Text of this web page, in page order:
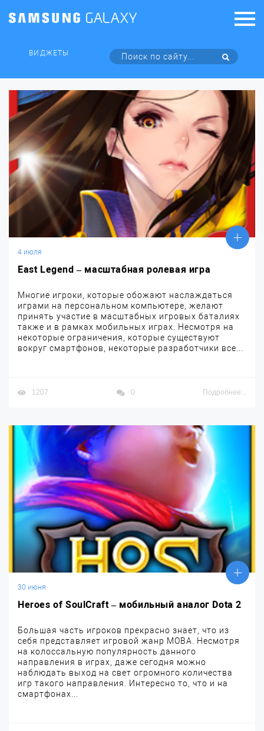
ВИДЖЕТЫ
4 июля
East Legend – масштабная ролевая игра
Многие игроки, которые обожают наслаждаться
играми на персональном компьютере, желают
принять участие в масштабных игровых баталиях
также и в рамках мобильных играх. Несмотря на
некоторые ограничения, которые существуют
вокруг смартфонов, некоторые разработчики все...
1207 0 Подробнее...
30 июня
Heroes of SoulCraft – мобильный аналог Dota 2
Большая часть игроков прекрасно знает, что из
себя представляет игровой жанр MOBA. Несмотря
на колоссальную популярность данного
направления в играх, даже сегодня можно
наблюдать выход на свет огромного количества
игр такого направления. Интересно то, что и на
смартфонах...